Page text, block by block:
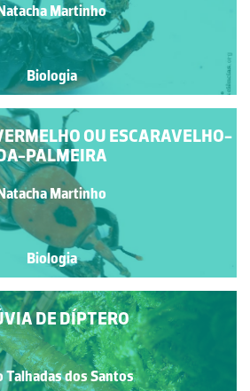
Martinho
Biologia
OU ESCARAVELHO-
PALMEIRA
Martinho
Biologia
DE DÍPTERO
Talhadas dos Santos